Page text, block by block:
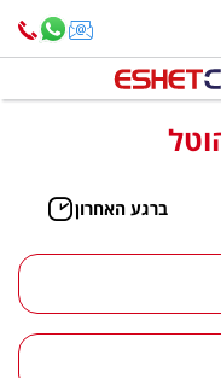
ברגע האחרון